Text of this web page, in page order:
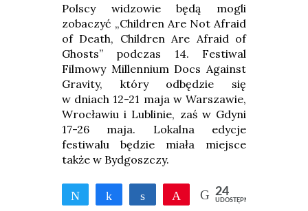
Polscy widzowie będą mogli
zobaczyć „Children Are Not Afraid
of Death, Children Are Afraid of
Ghosts” podczas 14. Festiwal
Filmowy Millennium Docs Against
Gravity, który odbędzie się
w dniach 12-21 maja w Warszawie,
Wrocławiu i Lublinie, zaś w Gdyni
17-26 maja. Lokalna edycje
festiwalu będzie miała miejsce
także w Bydgoszczy.
Tweetnij UdostępnijUdostępnijPrzypnij
24
UDOSTĘPNIEŃ